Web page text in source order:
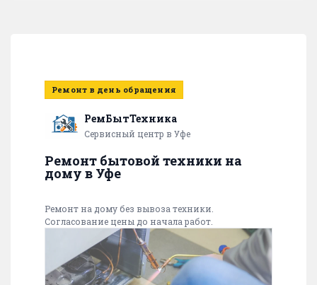
Ремонт в день обращения
РемБытТехника
Сервисный центр в Уфе
Ремонт бытовой техники на
дому в Уфе
Ремонт на дому без вывоза техники.
Согласование цены до начала работ.